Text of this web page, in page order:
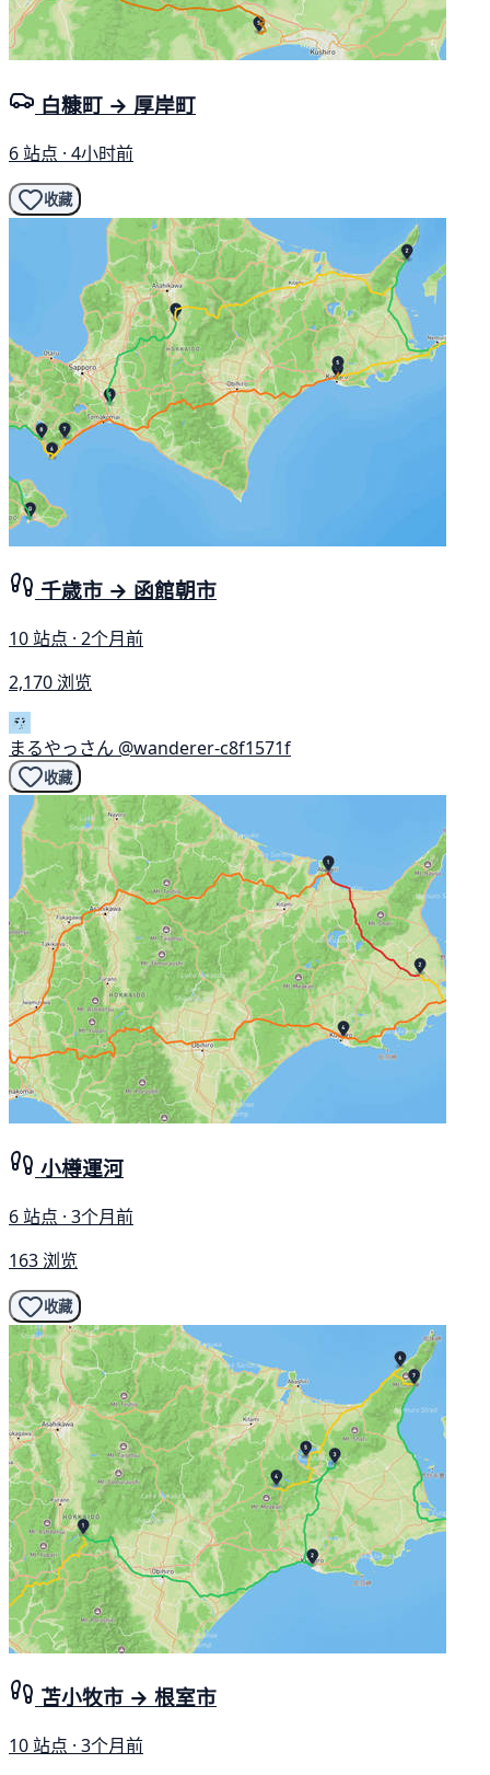
白糠町 → 厚岸町
6 站点 · 4小时前
收藏
千歳市 → 函館朝市
10 站点 · 2个月前
2,170 浏览
まるやっさん @wanderer-c8f1571f
收藏
小樽運河
6 站点 · 3个月前
163 浏览
收藏
苫小牧市 → 根室市
10 站点 · 3个月前